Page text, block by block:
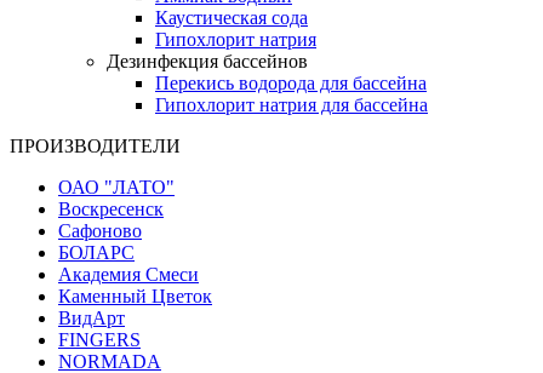
Каустическая сода
Гипохлорит натрия
Дезинфекция бассейнов
Перекись водорода для бассейна
Гипохлорит натрия для бассейна
ПРОИЗВОДИТЕЛИ
ОАО "ЛАТО"
Воскресенск
Сафоново
БОЛАРС
Академия Смеси
Каменный Цветок
ВидАрт
FINGERS
NORMADA